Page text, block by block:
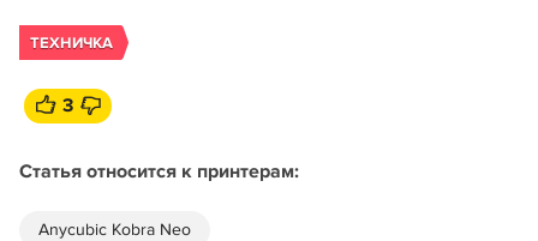
ТЕХНИЧКА
3
Статья относится к принтерам:
Anycubic Kobra Neo